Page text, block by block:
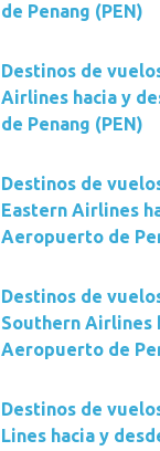
de Penang (PEN)
Destinos de
Airlines hacia y
de Penang (PEN)
Destinos de
Eastern Airlines
Aeropuerto de
Destinos de
Southern Airlines
Aeropuerto de
Destinos de
Lines hacia y